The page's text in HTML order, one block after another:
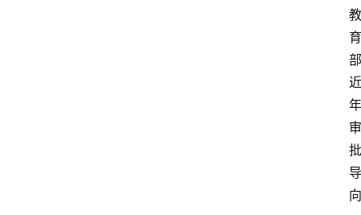
教
育
部
近
年
审
批
导
向